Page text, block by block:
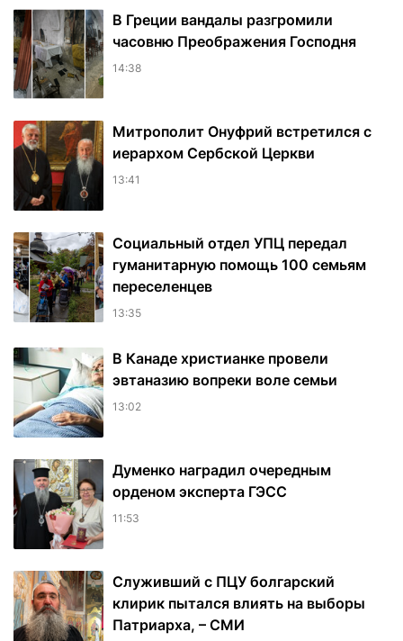
В Греции вандалы разгромили
часовню Преображения Господня
14:38
Митрополит Онуфрий встретился с
иерархом Сербской Церкви
13:41
Социальный отдел УПЦ передал
гуманитарную помощь 100 семьям
переселенцев
13:35
В Канаде христианке провели
эвтаназию вопреки воле семьи
13:02
Думенко наградил очередным
орденом эксперта ГЭСС
11:53
Служивший с ПЦУ болгарский
клирик пытался влиять на выборы
Патриарха, – СМИ